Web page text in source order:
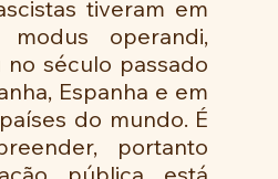
tiveram em
operandi,
no século passado
Espanha e em
do mundo. É
portanto